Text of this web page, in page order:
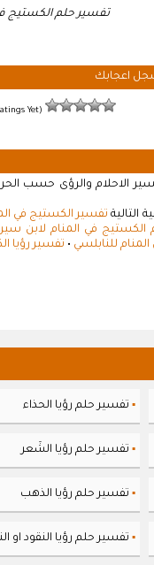
تفسير حلم الكستيج
اعجابك
(No Ratings Yet)
الاحلام والرؤى حسب
التالية تفسير الكستيج في
الكستيج في المنام لابن
للنابلسي • تفسير رؤيا
▪ تفسير حلم رؤيا الحذاء
▪ تفسير حلم رؤيا الشَعر
▪ تفسير حلم رؤيا الذهب
▪ تفسير حلم رؤيا النقود او